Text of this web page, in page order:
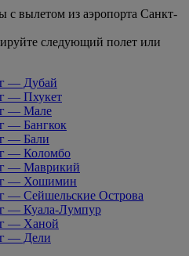
вылетом из аэропорта Санкт-
следующий полет или
— Дубай
— Пхукет
— Мале
— Бангкок
— Бали
— Коломбо
— Маврикий
— Хошимин
— Сейшельские Острова
— Куала-Лумпур
— Ханой
— Дели